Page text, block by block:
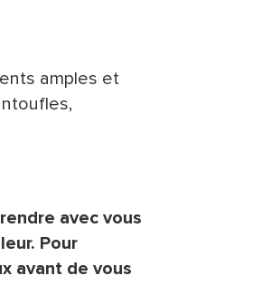
amples et
avec vous
Pour
avant de vous